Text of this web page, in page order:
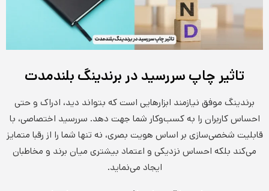
تاثیر چاپ سررسید در برندینگ بلندمدت
برندینگ موفق نیازمند ابزارهایی است که بتواند دید، ادراک و حتی
احساس کاربران را به کسب‌وکار شما جهت دهد. سررسید اختصاصی، با
قابلیت شخصی‌سازی بر اساس هویت بصری، نه تنها شما را از رقبا متمایز
می‌کند بلکه احساس نزدیکی و اعتماد بیشتری میان برند و مخاطبان
ایجاد می‌نماید.